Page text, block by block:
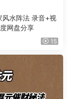
风水阵法 录音+视
网盘分享
15